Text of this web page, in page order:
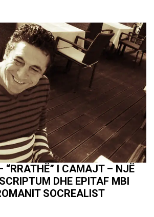
“RRATHË” I CAMAJT – NJË
DHE EPITAF MBI
SOCREALIST